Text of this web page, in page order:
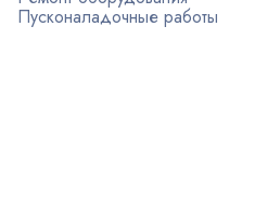
Пусконаладочные работы